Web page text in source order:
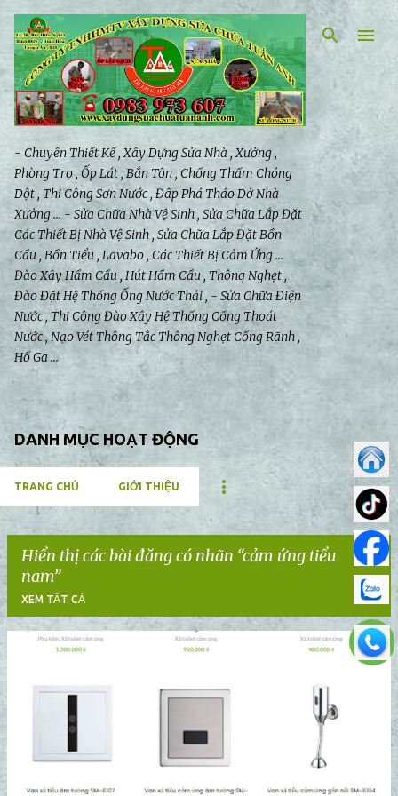
Chuyển đến nội dung chính
- Chuyên Thiết Kế , Xây Dựng Sửa Nhà , Xưởng ,
Phòng Trọ , Ốp Lát , Bắn Tôn , Chống Thấm Chóng
Dột , Thi Công Sơn Nước , Đâp Phá Tháo Dở Nhà
Xưởng ... - Sửa Chữa Nhà Vệ Sinh , Sửa Chữa Lắp Đặt
Các Thiết Bị Nhà Vệ Sinh , Sửa Chữa Lắp Đặt Bồn
Cầu , Bồn Tiểu , Lavabo , Các Thiết Bị Cảm Ứng ...
Đào Xây Hầm Cầu , Hút Hầm Cầu , Thông Nghẹt ,
Đào Đặt Hệ Thống Ống Nước Thải , - Sửa Chữa Điện
Nước , Thi Công Đào Xây Hệ Thống Cống Thoát
Nước , Nạo Vét Thông Tắc Thông Nghẹt Cống Rãnh ,
Hố Ga ...
DANH MỤC HOẠT ĐỘNG
TRANG CHỦ GIỚI THIỆU
Hiển thị các bài đăng có nhãn cảm ứng tiểu
nam
XEM TẤT CẢ
B
n